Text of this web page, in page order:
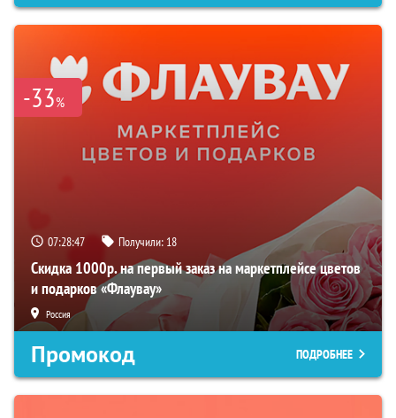
-33%
07:28:47 Получили: 18
Скидка 1000р. на первый заказ на маркетплейсе цветов
и подарков «Флаувау»
Россия
Промокод ПОДРОБНЕЕ